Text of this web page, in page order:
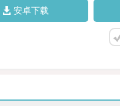
安卓下载